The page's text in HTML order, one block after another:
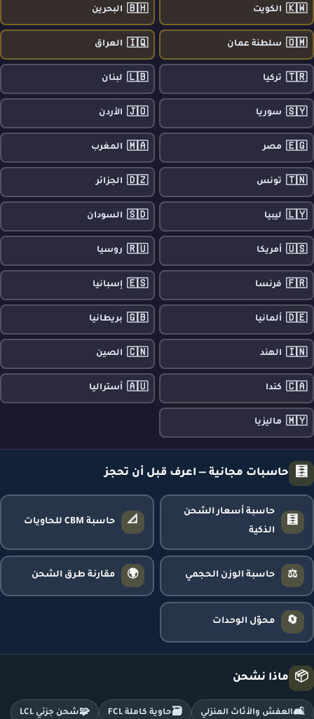
🇰🇼 الكويت 🇧🇭 البحرين
🇴🇲 سلطنة عمان 🇮🇶 العراق
🇹🇷 تركيا 🇱🇧 لبنان
🇸🇾 سوريا 🇯🇴 الأردن
🇪🇬 مصر 🇲🇦 المغرب
🇹🇳 تونس 🇩🇿 الجزائر
🇱🇾 ليبيا 🇸🇩 السودان
🇺🇸 أمريكا 🇷🇺 روسيا
🇫🇷 فرنسا 🇪🇸 إسبانيا
🇩🇪 ألمانيا 🇬🇧 بريطانيا
🇮🇳 الهند 🇨🇳 الصين
🇨🇦 كندا 🇦🇺 أستراليا
🇲🇾 ماليزيا
🧮 حاسبات مجانية — اعرف قبل أن تحجز
🧮
حاسبة أسعار الشحن
الذكية
📐 حاسبة CBM للحاويات
⚖️ حاسبة الوزن الحجمي 🌍 مقارنة طرق الشحن
🔄 محوّل الوحدات
📦 ماذا نشحن
🛋️العفش والأثاث المنزلي 🗃️حاوية كاملة FCL 🧩شحن جزئي LCL